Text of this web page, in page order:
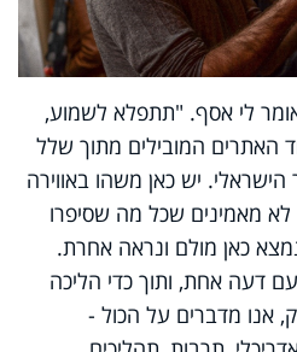
לי אסף. "תתפלא לשמוע,
האתרים המובילים מתוך שלל
הישראלי. יש כאן משהו באווירה
מאמינים שכל מה שסיפרו
כאן מולם ונראה אחרת.
דעה אחת, ותוך כדי הליכה
אנו מדברים על הכול -